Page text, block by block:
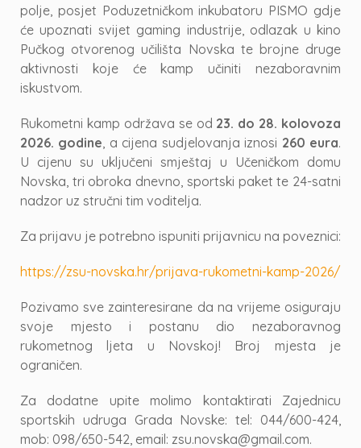
polje, posjet Poduzetničkom inkubatoru PISMO gdje
će upoznati svijet gaming industrije, odlazak u kino
Pučkog otvorenog učilišta Novska te brojne druge
aktivnosti koje će kamp učiniti nezaboravnim
iskustvom.
Rukometni kamp održava se od 23. do 28. kolovoza
2026. godine, a cijena sudjelovanja iznosi 260 eura.
U cijenu su uključeni smještaj u Učeničkom domu
Novska, tri obroka dnevno, sportski paket te 24-satni
nadzor uz stručni tim voditelja.
Za prijavu je potrebno ispuniti prijavnicu na poveznici:
https://zsu-novska.hr/prijava-rukometni-kamp-2026/
Pozivamo sve zainteresirane da na vrijeme osiguraju
svoje mjesto i postanu dio nezaboravnog
rukometnog ljeta u Novskoj! Broj mjesta je
ograničen.
Za dodatne upite molimo kontaktirati Zajednicu
sportskih udruga Grada Novske: tel: 044/600-424,
mob: 098/650-542, email: zsu.novska@gmail.com.